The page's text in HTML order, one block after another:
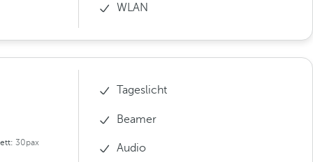
WLAN
30pax
Tageslicht
Beamer
Audio